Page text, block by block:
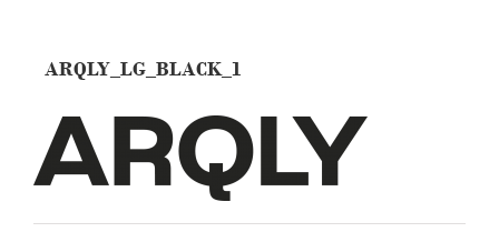
ARQLY_LG_BLACK_1